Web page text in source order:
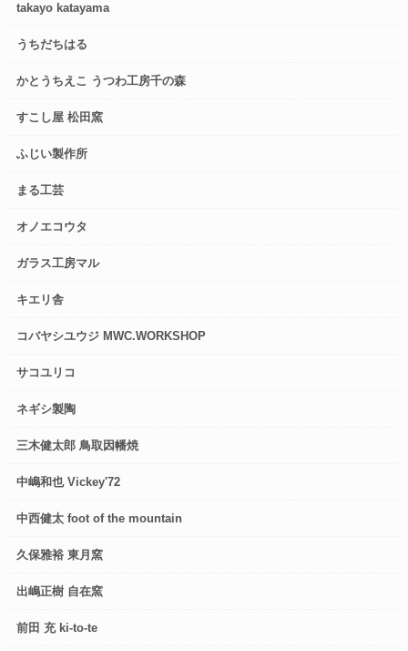
takayo katayama
うちだちはる
かとうちえこ うつわ工房千の森
すこし屋 松田窯
ふじい製作所
まる工芸
オノエコウタ
ガラス工房マル
キエリ舎
コバヤシユウジ MWC.WORKSHOP
サコユリコ
ネギシ製陶
三木健太郎 鳥取因幡焼
中嶋和也 Vickey'72
中西健太 foot of the mountain
久保雅裕 東月窯
出嶋正樹 自在窯
前田 充 ki-to-te